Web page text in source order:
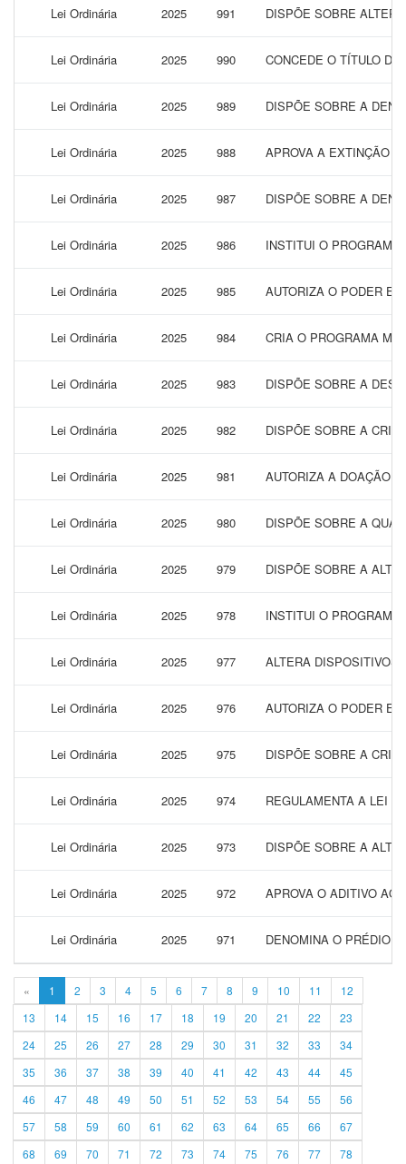
Lei Ordinária 2025 991 DISPÕE SOBRE
Lei Ordinária 2025 990 CONCEDE O TÍTULO
Lei Ordinária 2025 989 DISPÕE SOBRE A
Lei Ordinária 2025 988 APROVA A EXTINÇÃO
Lei Ordinária 2025 987 DISPÕE SOBRE A
Lei Ordinária 2025 986 INSTITUI O
Lei Ordinária 2025 985 AUTORIZA O PODER
Lei Ordinária 2025 984 CRIA O PROGRAMA
Lei Ordinária 2025 983 DISPÕE SOBRE A
Lei Ordinária 2025 982 DISPÕE SOBRE A
Lei Ordinária 2025 981 AUTORIZA A DOAÇÃO
Lei Ordinária 2025 980 DISPÕE SOBRE A
Lei Ordinária 2025 979 DISPÕE SOBRE A
Lei Ordinária 2025 978 INSTITUI O
Lei Ordinária 2025 977 ALTERA DISPOSITIVOS
Lei Ordinária 2025 976 AUTORIZA O PODER
Lei Ordinária 2025 975 DISPÕE SOBRE A
Lei Ordinária 2025 974 REGULAMENTA A LEI
Lei Ordinária 2025 973 DISPÕE SOBRE A
Lei Ordinária 2025 972 APROVA O ADITIVO AO
Lei Ordinária 2025 971 DENOMINA O PRÉDIO
« 1 2 3 4 5 6 7 8 9 10 11
12
13
14 15 16 17 18 19 20 21 22
23
24
25 26 27 28 29 30 31 32 33
34
35
36 37 38 39 40 41 42 43 44
45
46
47 48 49 50 51 52 53 54 55
56
57
58 59 60 61 62 63 64 65 66
67
68
69 70 71 72 73 74 75 76 77 78